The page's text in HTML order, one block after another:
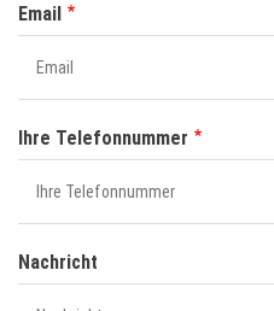
Email
Ihre Telefonnummer
Nachricht